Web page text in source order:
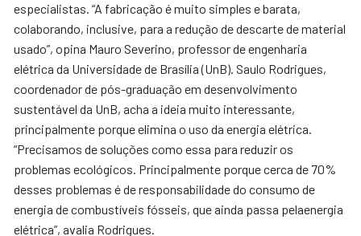
especialistas. “A fabricação é muito simples e barata,
colaborando, inclusive, para a redução de descarte de material
usado”, opina Mauro Severino, professor de engenharia
elétrica da Universidade de Brasília (UnB). Saulo Rodrigues,
coordenador de pós-graduação em desenvolvimento
sustentável da UnB, acha a ideia muito interessante,
principalmente porque elimina o uso da energia elétrica.
“Precisamos de soluções como essa para reduzir os
problemas ecológicos. Principalmente porque cerca de 70%
desses problemas é de responsabilidade do consumo de
energia de combustíveis fósseis, que ainda passa pelaenergia
elétrica”, avalia Rodrigues.